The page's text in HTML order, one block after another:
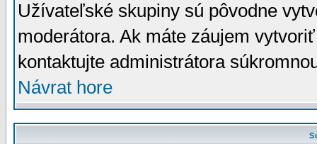
Užívateľské skupiny sú pôvodne
moderátora. Ak máte záujem
kontaktujte administrátora
Návrat hore